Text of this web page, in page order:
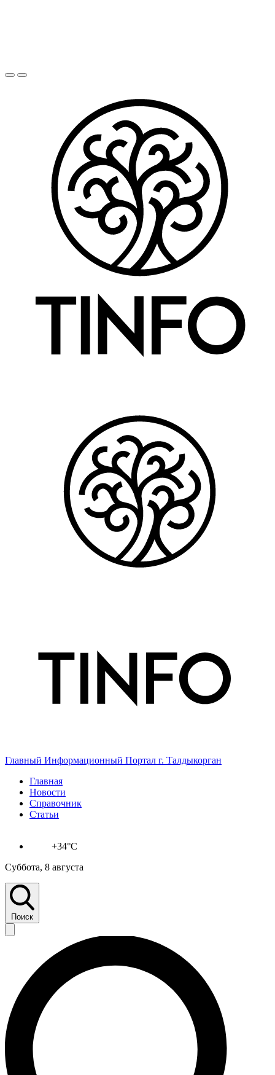
Главный Информационный Портал г. Талдыкорган
Главная
Новости
Справочник
Статьи
+34°C
Суббота, 8 августа
Поиск